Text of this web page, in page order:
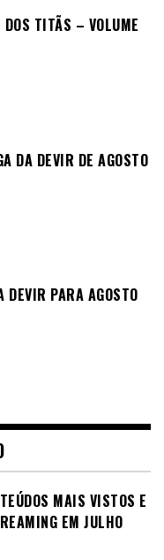
TITÃS – VOLUME
DA DEVIR DE AGOSTO
DEVIR PARA AGOSTO
MAIS VISTOS E
EM JULHO